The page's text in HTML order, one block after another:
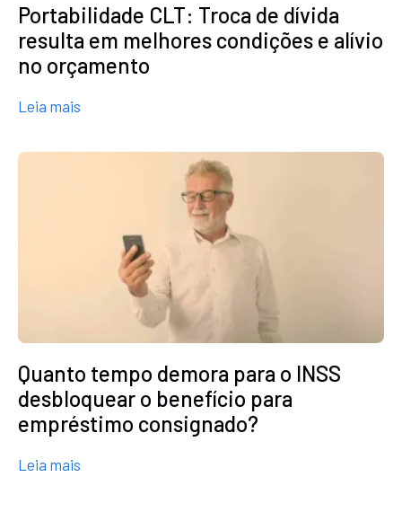
Portabilidade CLT: Troca de dívida
resulta em melhores condições e alívio
no orçamento
Leia mais
Quanto tempo demora para o INSS
desbloquear o benefício para
empréstimo consignado?
Leia mais